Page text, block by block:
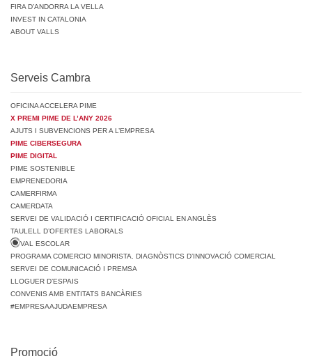
FIRA D’ANDORRA LA VELLA
INVEST IN CATALONIA
ABOUT VALLS
Serveis Cambra
OFICINA ACCELERA PIME
X PREMI PIME DE L’ANY 2026
AJUTS I SUBVENCIONS PER A L’EMPRESA
PIME CIBERSEGURA
PIME DIGITAL
PIME SOSTENIBLE
EMPRENEDORIA
CAMERFIRMA
CAMERDATA
SERVEI DE VALIDACIÓ I CERTIFICACIÓ OFICIAL EN ANGLÈS
TAULELL D’OFERTES LABORALS
VAL ESCOLAR
PROGRAMA COMERCIO MINORISTA. DIAGNÒSTICS D’INNOVACIÓ COMERCIAL
SERVEI DE COMUNICACIÓ I PREMSA
LLOGUER D’ESPAIS
CONVENIS AMB ENTITATS BANCÀRIES
#EMPRESAAJUDAEMPRESA
Promoció